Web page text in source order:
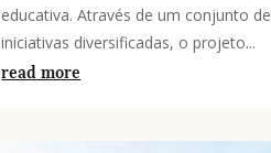
educativa. Através de um conjunto de
iniciativas diversificadas, o projeto...
read more